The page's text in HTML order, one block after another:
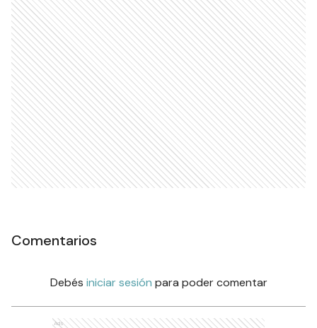
Comentarios
Debés iniciar sesión para poder comentar
Ads